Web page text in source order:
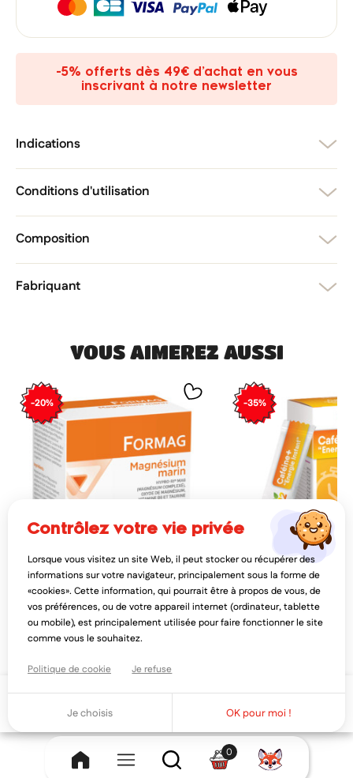
-5% offerts dès 49€ d’achat en vous
inscrivant à notre newsletter
Indications
Conditions d'utilisation
Composition
Fabriquant
VOUS AIMEREZ AUSSI
-20%
PILEJE
pileje formag magnésium marin 90
comprimés
17,94€
14,35€
AJOUTER AU PANIER
-35%
VITAMIN'22
vitamin'22 caféine +
14 sticks
5,32€
Ajouter à ma liste d'envies ×
Créer une nouvelle liste
Vous devez être connecté pour ajouter des produits à votre
liste d'envies.
0
contrôlez votre vie privée
Lorsque vous visitez un site Web, il peut stocker ou récupérer des
informations sur votre navigateur, principalement sous la forme de
«cookies». Cette information, qui pourrait être à propos de vous, de
vos préférences, ou de votre appareil internet (ordinateur, tablette
ou mobile), est principalement utilisée pour faire fonctionner le site
comme vous le souhaitez.
Politique de cookie Je refuse
Je choisis OK pour moi !